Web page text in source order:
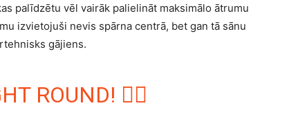
palīdzētu vēl vairāk palielināt maksimālo ātrumu
izvietojuši nevis spārna centrā, bet gan tā sānu
gājiens.
ROUND! 😵‍💫